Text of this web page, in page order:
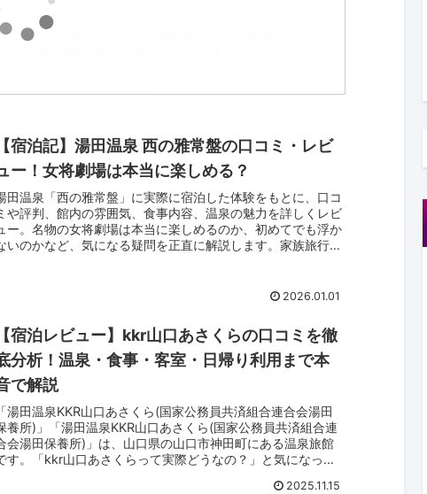
宿泊記】湯田温泉 西の雅常盤の口コミ・レビ
ー！女将劇場は本当に楽しめる？
田温泉「西の雅常盤」に実際に宿泊した体験をもとに、口コ
や評判、館内の雰囲気、食事内容、温泉の魅力を詳しくレビ
ー。名物の女将劇場は本当に楽しめるのか、初めてでも浮か
いのかなど、気になる疑問を正直に解説します。家族旅行・
2026.01.01
宿泊レビュー】kkr山口あさくらの口コミを徹
分析！温泉・食事・客室・日帰り利用まで本
で解説
湯田温泉KKR山口あさくら(国家公務員共済組合連合会湯田
養所)」「湯田温泉KKR山口あさくら(国家公務員共済組合連
会湯田保養所)」は、山口県の山口市神田町にある温泉旅館
す。「kkr山口あさくらって実際どうなの？」と気になって
2025.11.15